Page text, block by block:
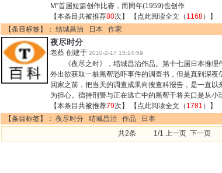
M"首届短篇创作比赛，而同年(1959)也创作
【本条目共被推荐80次】 【 点此阅读全文 （ 1168）】
【条目标签】： 结城昌治 日本 作家
夜尽时分
老蔡 创建于 2010-2-17 15:14:59
《夜尽之时》，结城昌治作品。第十七届日本推
外出欲获取一桩黑帮恐吓事件的调查书，但是真到深
回家之前，把当天的调查成果向搜查科报告，是一直
为担心。德持刑警与正在逃亡中的黑帮干将关口是从小
【本条目共被推荐79次】 【 点此阅读全文 （ 1781 ）】
【条目标签】： 夜尽时分 结城昌治 作品
日本
共2条 1/1 上一页 下一页